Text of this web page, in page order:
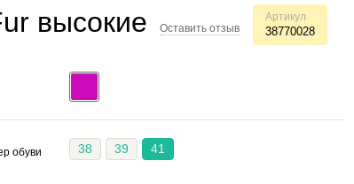
высокие Оставить отзыв
Артикул
38770028
обуви 38 39 41